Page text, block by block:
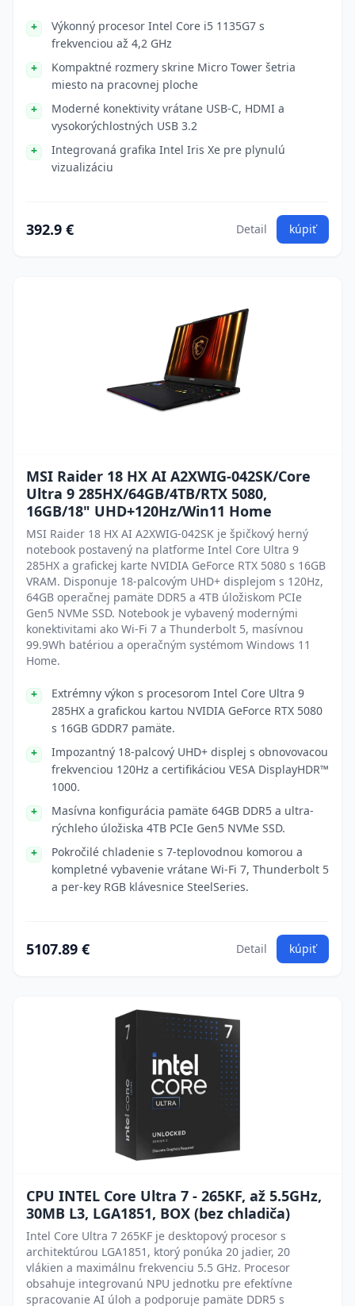
Výkonný procesor Intel Core i5 1135G7 s
frekvenciou až 4,2 GHz
Kompaktné rozmery skrine Micro Tower šetria
miesto na pracovnej ploche
Moderné konektivity vrátane USB-C, HDMI a
vysokorýchlostných USB 3.2
Integrovaná grafika Intel Iris Xe pre plynulú
vizualizáciu
392.9 € Detail kúpiť
MSI Raider 18 HX AI A2XWIG-042SK/Core
Ultra 9 285HX/64GB/4TB/RTX 5080,
16GB/18" UHD+120Hz/Win11 Home
MSI Raider 18 HX AI A2XWIG-042SK je špičkový herný
notebook postavený na platforme Intel Core Ultra 9
285HX a grafickej karte NVIDIA GeForce RTX 5080 s 16GB
VRAM. Disponuje 18-palcovým UHD+ displejom s 120Hz,
64GB operačnej pamäte DDR5 a 4TB úložiskom PCIe
Gen5 NVMe SSD. Notebook je vybavený modernými
konektivitami ako Wi-Fi 7 a Thunderbolt 5, masívnou
99.9Wh batériou a operačným systémom Windows 11
Home.
Extrémny výkon s procesorom Intel Core Ultra 9
285HX a grafickou kartou NVIDIA GeForce RTX 5080
s 16GB GDDR7 pamäte.
Impozantný 18-palcový UHD+ displej s obnovovacou
frekvenciou 120Hz a certifikáciou VESA DisplayHDR™
1000.
Masívna konfigurácia pamäte 64GB DDR5 a ultra-
rýchleho úložiska 4TB PCIe Gen5 NVMe SSD.
Pokročilé chladenie s 7-teplovodnou komorou a
kompletné vybavenie vrátane Wi-Fi 7, Thunderbolt 5
a per-key RGB klávesnice SteelSeries.
5107.89 € Detail kúpiť
CPU INTEL Core Ultra 7 - 265KF, až 5.5GHz,
30MB L3, LGA1851, BOX (bez chladiča)
Intel Core Ultra 7 265KF je desktopový procesor s
architektúrou LGA1851, ktorý ponúka 20 jadier, 20
vlákien a maximálnu frekvenciu 5.5 GHz. Procesor
obsahuje integrovanú NPU jednotku pre efektívne
spracovanie AI úloh a podporuje pamäte DDR5 s